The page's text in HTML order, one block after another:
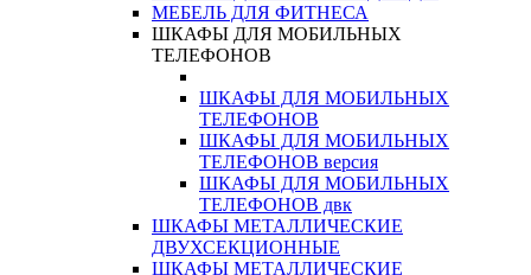
МЕБЕЛЬ ДЛЯ ФИТНЕСА
ШКАФЫ ДЛЯ МОБИЛЬНЫХ
ТЕЛЕФОНОВ
ШКАФЫ ДЛЯ МОБИЛЬНЫХ
ТЕЛЕФОНОВ
ШКАФЫ ДЛЯ МОБИЛЬНЫХ
ТЕЛЕФОНОВ версия
ШКАФЫ ДЛЯ МОБИЛЬНЫХ
ТЕЛЕФОНОВ двк
ШКАФЫ МЕТАЛЛИЧЕСКИЕ
ДВУХСЕКЦИОННЫЕ
ШКАФЫ МЕТАЛЛИЧЕСКИЕ